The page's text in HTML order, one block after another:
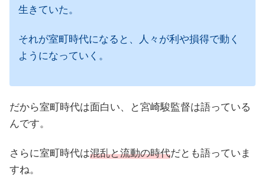
生きていた。
それが室町時代になると、人々が利や損得で動く
ようになっていく。
だから室町時代は面白い、と宮崎駿監督は語っている
んです。
さらに室町時代は混乱と流動の時代だとも語っていま
すね。